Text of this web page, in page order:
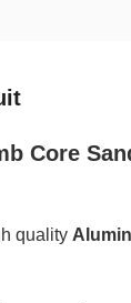
Core
quality